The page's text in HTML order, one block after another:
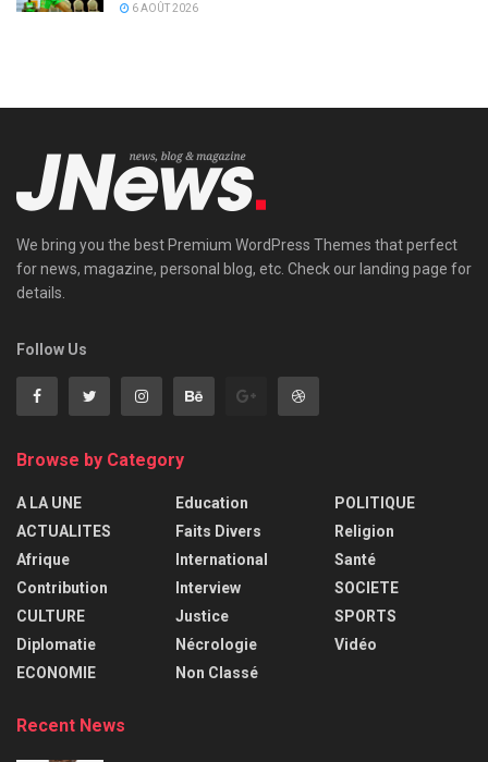
6 AOÛT 2026
We bring you the best Premium WordPress Themes that perfect
for news, magazine, personal blog, etc. Check our landing page for
details.
Follow Us
Browse by Category
A LA UNE
ACTUALITES
Afrique
Contribution
CULTURE
Diplomatie
ECONOMIE
Education
Faits Divers
International
Interview
Justice
Nécrologie
Non Classé
POLITIQUE
Religion
Santé
SOCIETE
SPORTS
Vidéo
Recent News